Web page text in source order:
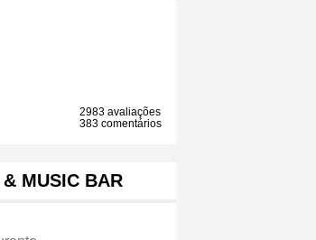
2983 avaliações
383 comentários
& MUSIC BAR